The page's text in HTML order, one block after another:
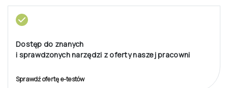
Dostęp do znanych
i sprawdzonych narzędzi z oferty naszej pracowni
Sprawdź ofertę e-testów